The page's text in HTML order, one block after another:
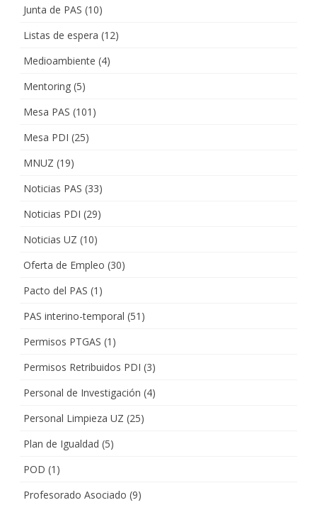
Junta de PAS (10)
Listas de espera (12)
Medioambiente (4)
Mentoring (5)
Mesa PAS (101)
Mesa PDI (25)
MNUZ (19)
Noticias PAS (33)
Noticias PDI (29)
Noticias UZ (10)
Oferta de Empleo (30)
Pacto del PAS (1)
PAS interino-temporal (51)
Permisos PTGAS (1)
Permisos Retribuidos PDI (3)
Personal de Investigación (4)
Personal Limpieza UZ (25)
Plan de Igualdad (5)
POD (1)
Profesorado Asociado (9)